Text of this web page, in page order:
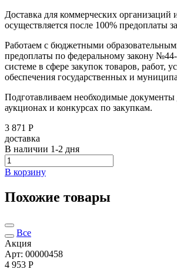
Доставка для коммерческих организаций
осуществляется после 100% предоплаты
Работаем с бюджетными
предоплаты по федеральному закону
системе в сфере закупок товаров, работ,
обеспечения государственных и
Подготавливаем необходимые документы
аукционах и конкурсах по закупкам.
3 871 Р
доставка
В наличии 1-2 дня
В корзину
Похожие товары
Все
Акция
Арт: 00000458
4 953 Р